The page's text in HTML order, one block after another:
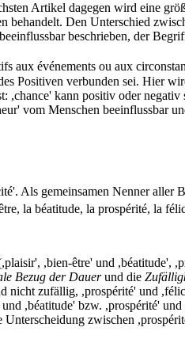
Artikel dagegen wird eine
Den Unterschied
beschrieben, der
aux événements ou aux
Positiven verbunden sei. Hier
,chance' kann positiv oder
vom Menschen beeinflussbar
Als gemeinsamen Nenner aller
la béatitude, la prospérité, la
,bien-être' und ,béatitude',
Bezug der Dauerund die
zufällig, ,prospérité' und
,béatitude' bzw. ,prospérité'
Unterscheidung zwischen